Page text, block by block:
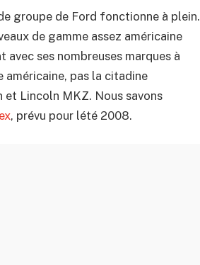
groupe de Ford fonctionne à plein.
de gamme assez américaine
ses nombreuses marques à
américaine, pas la citadine
et Lincoln MKZ. Nous savons
, prévu pour lété 2008.